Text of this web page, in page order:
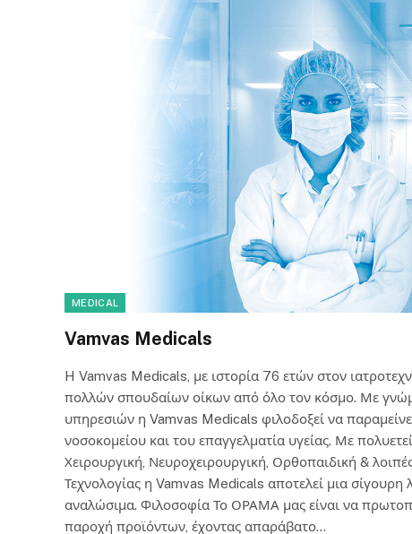
MEDICAL
Vamvas Medicals
H Vamvas Medicals, με ιστορία 76 ετών στον
πολλών σπουδαίων οίκων από όλο τον κόσμο. Με
υπηρεσιών η Vamvas Medicals φιλοδοξεί να
νοσοκομείου και του επαγγελματία υγείας. Με
Χειρουργική, Νευροχειρουργική, Ορθοπαιδική &
Τεχνολογίας η Vamvas Medicals αποτελεί μια σίγουρη
αναλώσιμα. Φιλοσοφία Το ΟΡΑΜΑ μας είναι να
παροχή προϊόντων, έχοντας απαράβατο…